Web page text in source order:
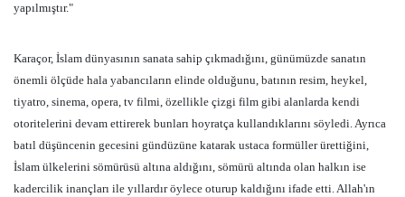
yapılmıştır."
Karaçor, İslam dünyasının sanata sahip çıkmadığını, günümüzde sanatın
önemli ölçüde hala yabancıların elinde olduğunu, batının resim, heykel,
tiyatro, sinema, opera, tv filmi, özellikle çizgi film gibi alanlarda kendi
otoritelerini devam ettirerek bunları hoyratça kullandıklarını söyledi. Ayrıca
batıl düşüncenin gecesini gündüzüne katarak ustaca formüller ürettiğini,
İslam ülkelerini sömürüsü altına aldığını, sömürü altında olan halkın ise
kadercilik inançları ile yıllardır öylece oturup kaldığını ifade etti.Allah'ın